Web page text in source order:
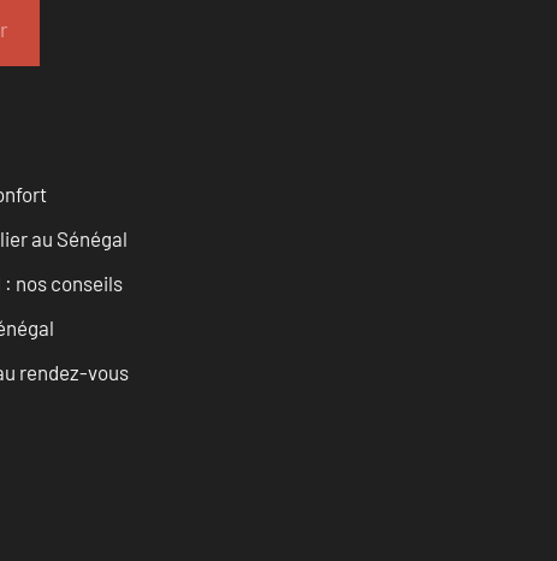
au Sénégal
nos conseils
rendez-vous